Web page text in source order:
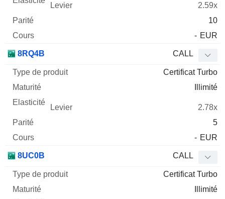
2.59x
10
- EUR
8RQ4B CALL
Certificat Turbo
Illimité
2.78x
5
- EUR
8UC0B CALL
Certificat Turbo
Illimité